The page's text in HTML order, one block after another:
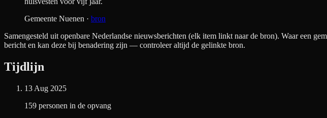
Gemeente Nuenen · bron
Samengesteld uit openbare Nederlandse nieuwsberichten (elk item linkt naar de bron). Waar een
bericht en kan deze bij benadering zijn — controleer altijd de gelinkte bron.
Tijdlijn
13 Aug 2025
159 personen in de opvang